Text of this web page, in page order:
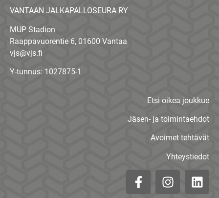
VANTAAN JALKAPALLOSEURA RY
MUP Stadion
Raappavuorentie 6, 01600 Vantaa
vjs@vjs.fi
Y-tunnus: 1027875-1
Etsi oikea joukkue
Jäsen- ja toimintaehdot
Avoimet tehtävät
Yhteystiedot